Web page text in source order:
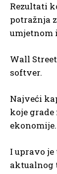
Rezultati
potražnja
umjetnom
Wall
softver.
Najveći
koje
ekonomije.
I upravo
aktualnog